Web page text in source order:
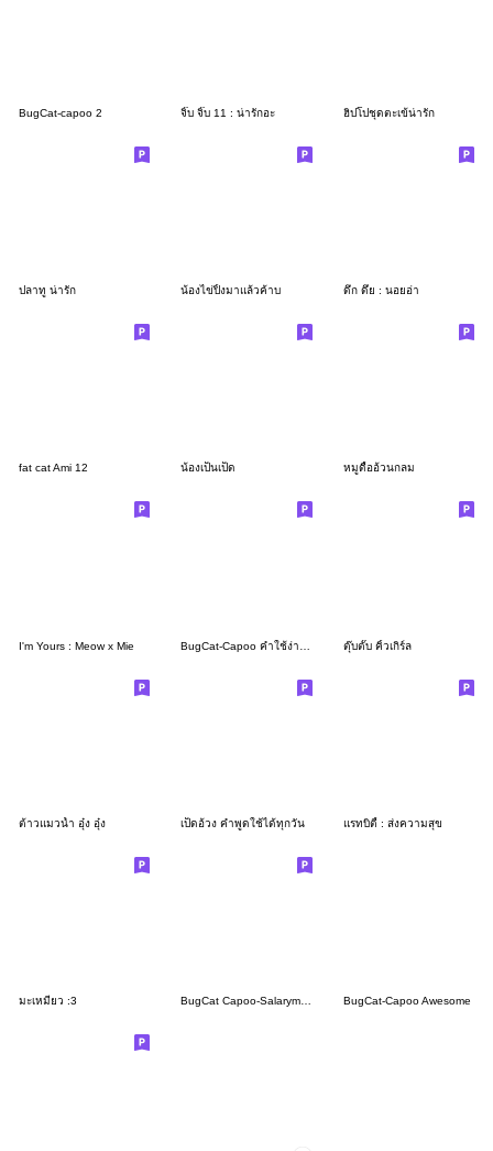
BugCat-capoo 2 จิ๊บ จิ๊บ 11 : น่ารักอะ ฮิปโปชุดตะเข้น่ารัก
ปลาทู น่ารัก น้องไข่ปิ้งมาแล้วค้าบ ดึก ดึ๋ย : นอยอ่า
fat cat Ami 12 น้องเป็นเป็ด หมูดื้ออ้วนกลม
I'm Yours : Meow x Mie ตุ๊บตั๊บ คิ้วเกิร์ล
ต้าวแมวน้ำ อุ๋ง อุ๋ง เป็ดอ้วง คำพูดใช้ได้ทุกวัน แรทบิตี้ : ส่งความสุข
มะเหมียว :3 BugCat Capoo-Salaryman BugCat-Capoo Awesome